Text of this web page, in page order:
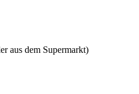
aus dem Supermarkt)